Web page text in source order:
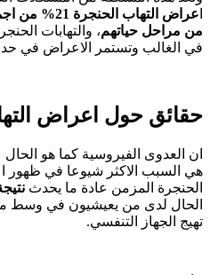
عراض التهاب
من مراحل حياتهم، والتهابات
في الغالب وتستمر الاعراض في
حقائق حول اعراض
ان العدوى الفيروسية كما هو الحال
هي السبب الاكثر شيوعا في ظهور
الحنجرة المزمن عادة ما يحدث
الحال لدى من يعيشيون في وسط
تهيج الجهاز التنفسي.